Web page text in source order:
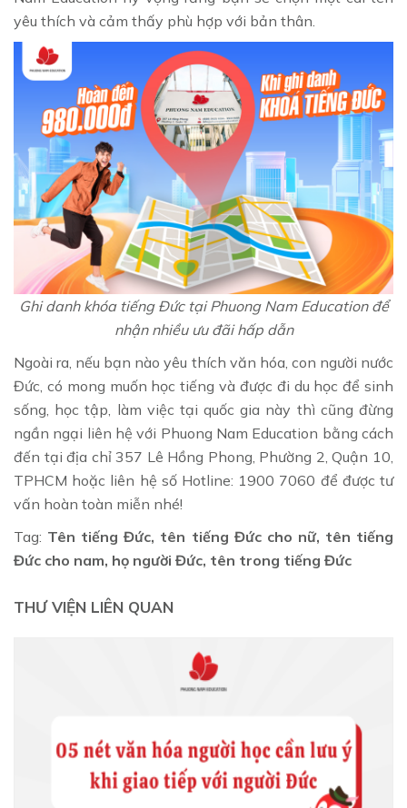
yêu thích và cảm thấy phù hợp với bản thân.
Ghi danh khóa tiếng Đức tại Phuong Nam Education để
nhận nhiều ưu đãi hấp dẫn
Ngoài ra, nếu bạn nào yêu thích văn hóa, con người nước
Đức, có mong muốn học tiếng và được đi du học để sinh
sống, học tập, làm việc tại quốc gia này thì cũng đừng
ngần ngại liên hệ với Phuong Nam Education bằng cách
đến tại địa chỉ 357 Lê Hồng Phong, Phường 2, Quận 10,
TPHCM hoặc liên hệ số Hotline: 1900 7060 để được tư
vấn hoàn toàn miễn nhé!
Tag: Tên tiếng Đức, tên tiếng Đức cho nữ, tên tiếng
Đức cho nam, họ người Đức, tên trong tiếng Đức
THƯ VIỆN LIÊN QUAN